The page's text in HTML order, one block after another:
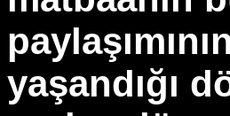
yaşandığı